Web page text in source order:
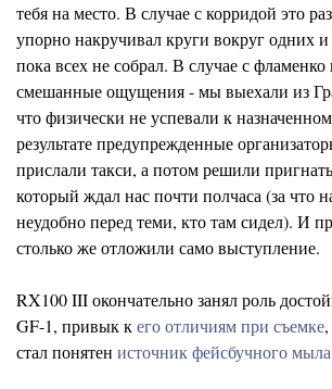
тебя на место. В случае с корридой это
упорно накручивал круги вокруг одних и
пока всех не собрал. В случае с
смешанные ощущения - мы выехали из
что физически не успевали к
результате предупрежденные
прислали такси, а потом решили
который ждал нас почти полчаса (за что
неудобно перед теми, кто там сидел). И
столько же отложили само выступление.
RX100 III окончательно занял роль
GF-1, привык кего отличиям при съемке
стал понятен источник фейсбучного мыла